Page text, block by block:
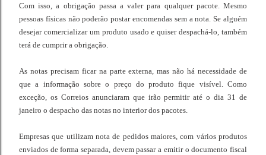
Com isso, a obrigação passa a valer para qualquer pacote. Mesmo
pessoas físicas não poderão postar encomendas sem a nota. Se alguém
desejar comercializar um produto usado e quiser despachá-lo, também
terá de cumprir a obrigação.
As notas precisam ficar na parte externa, mas não há necessidade de
que a informação sobre o preço do produto fique visível. Como
exceção, os Correios anunciaram que irão permitir até o dia 31 de
janeiro o despacho das notas no interior dos pacotes.
Empresas que utilizam nota de pedidos maiores, com vários produtos
enviados de forma separada, devem passar a emitir o documento fiscal